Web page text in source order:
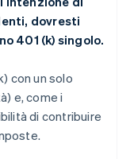
dovresti
401 (k) singolo.
con un solo
e, come i
di contribuire